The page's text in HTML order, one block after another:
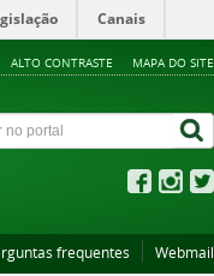
Canais
ALTO CONTRASTE MAPA DO SITE
frequentes Webmail